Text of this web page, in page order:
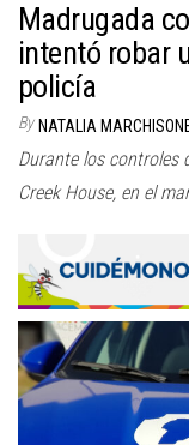
Madrugada
intentó robar
policía
By NATALIA
Durante los controles
Creek House, en el